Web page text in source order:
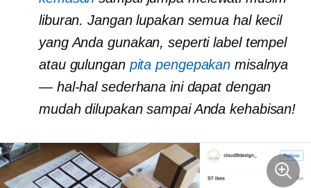
liburan. Jangan lupakan semua hal kecil
yang Anda gunakan, seperti label tempel
atau gulungan pita pengepakan misalnya
— hal-hal sederhana ini dapat dengan
mudah dilupakan sampai Anda kehabisan!